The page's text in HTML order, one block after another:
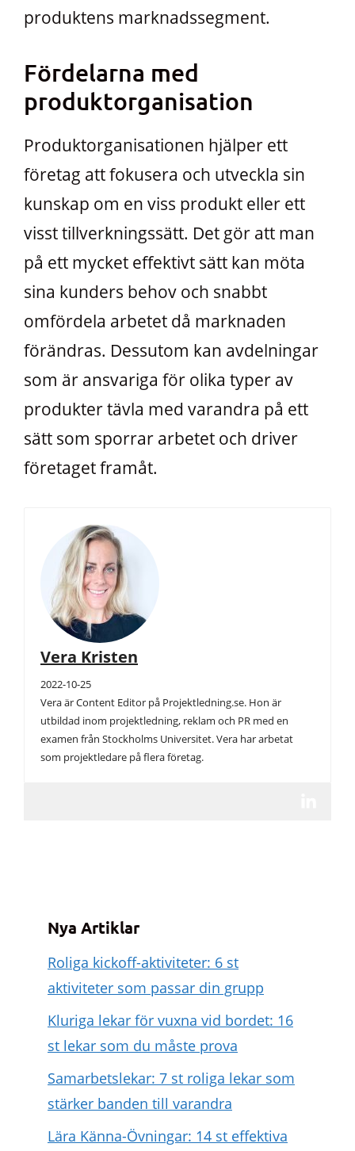
produktens marknadssegment.
Fördelarna med
produktorganisation
Produktorganisationen hjälper ett
företag att fokusera och utveckla sin
kunskap om en viss produkt eller ett
visst tillverkningssätt. Det gör att man
på ett mycket effektivt sätt kan möta
sina kunders behov och snabbt
omfördela arbetet då marknaden
förändras. Dessutom kan avdelningar
som är ansvariga för olika typer av
produkter tävla med varandra på ett
sätt som sporrar arbetet och driver
företaget framåt.
Vera Kristen
2022-10-25
Vera är Content Editor på Projektledning.se. Hon är
utbildad inom projektledning, reklam och PR med en
examen från Stockholms Universitet. Vera har arbetat
som projektledare på flera företag.
Nya Artiklar
Roliga kickoff-aktiviteter: 6 st
aktiviteter som passar din grupp
Kluriga lekar för vuxna vid bordet: 16
st lekar som du måste prova
Samarbetslekar: 7 st roliga lekar som
stärker banden till varandra
Lära Känna-Övningar: 14 st effektiva